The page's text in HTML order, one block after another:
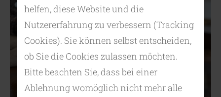
helfen, diese Website und die
Nutzererfahrung zu verbessern (Tracking
Cookies). Sie können selbst entscheiden,
ob Sie die Cookies zulassen möchten.
Bitte beachten Sie, dass bei einer
Ablehnung womöglich nicht mehr alle